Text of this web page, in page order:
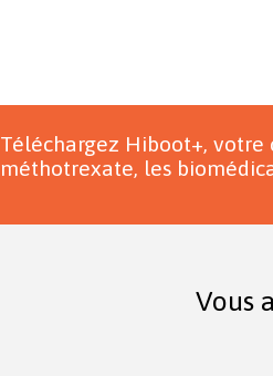
Téléchargez Hiboot+,
méthotrexate, les
Vous